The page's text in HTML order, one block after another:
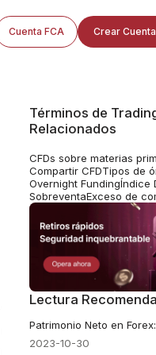
Cuenta FCA Crear Cuenta
Términos de
Relacionados
CFDs sobre materias
Compartir CFDTipos de
Overnight FundingÍndice
SobreventaExceso de
Lectura
2023-10-30